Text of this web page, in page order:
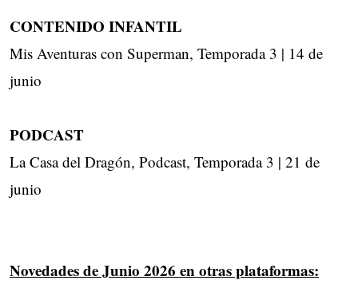
CONTENIDO INFANTIL
Mis Aventuras con Superman, Temporada 3 | 14 de
junio
PODCAST
La Casa del Dragón, Podcast, Temporada 3 | 21 de
junio
Novedades de Junio 2026 en otras plataformas: